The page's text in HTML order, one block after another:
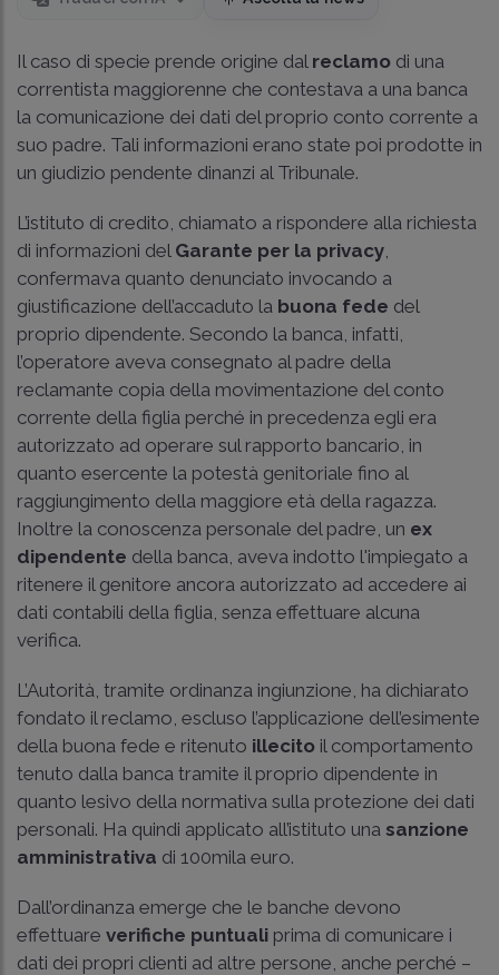
Il caso di specie prende origine dal reclamo di una
correntista maggiorenne che contestava a una banca
la comunicazione dei dati del proprio conto corrente a
suo padre. Tali informazioni erano state poi prodotte in
un giudizio pendente dinanzi al Tribunale.
L’istituto di credito, chiamato a rispondere alla richiesta
di informazioni del Garante per la privacy
confermava quanto denunciato invocando a
giustificazione dell’accaduto la buona fede del
proprio dipendente. Secondo la banca, infatti,
l’operatore aveva consegnato al padre della
reclamante copia della movimentazione del conto
corrente della figlia perché in precedenza egli era
autorizzato ad operare sul rapporto bancario, in
quanto esercente la potestà genitoriale fino al
raggiungimento della maggiore età della ragazza.
Inoltre la conoscenza personale del padre, un ex
dipendente della banca, aveva indotto l'impiegato a
ritenere il genitore ancora autorizzato ad accedere ai
dati contabili della figlia, senza effettuare alcuna
verifica.
L’Autorità, tramite ordinanza ingiunzione, ha dichiarato
fondato il reclamo, escluso l’applicazione dell’esimente
della buona fede e ritenuto illecito il comportamento
tenuto dalla banca tramite il proprio dipendente in
quanto lesivo della normativa sulla protezione dei dati
personali. Ha quindi applicato all’istituto una sanzione
amministrativa di 100mila euro.
Dall’ordinanza emerge che le banche devono
effettuare verifiche puntuali prima di comunicare i
dati dei propri clienti ad altre persone, anche perché –